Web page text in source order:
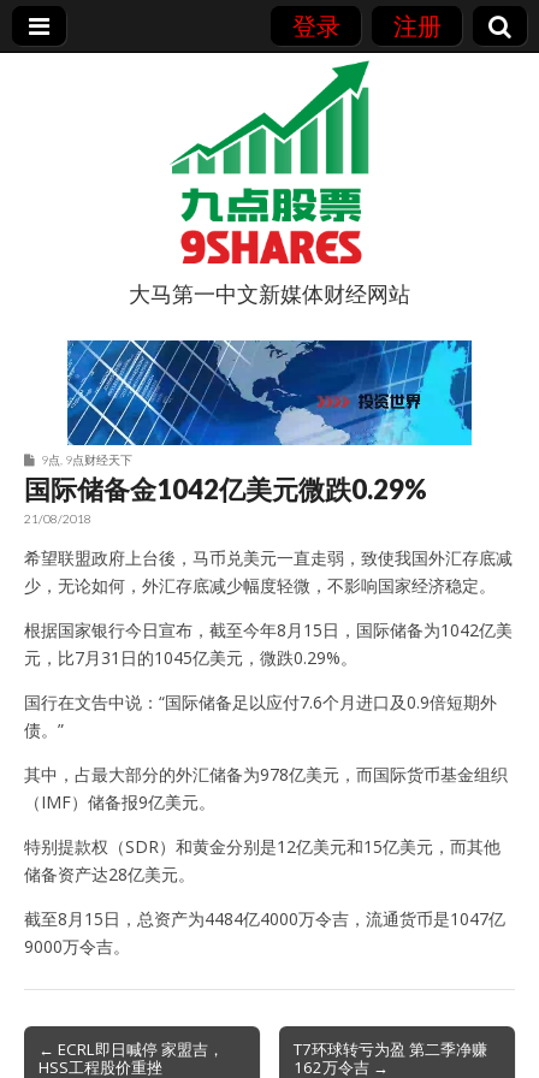
登录 注册
9点股票
大马第一中文新媒体财经网站
9点 9点财经天下
国际储备金1042亿美元微跌0.29%
21/08/2018
希望联盟政府上台後，马币兑美元一直走弱，致使我国外汇存底减
少，无论如何，外汇存底减少幅度轻微，不影响国家经济稳定。
根据国家银行今日宣布，截至今年8月15日，国际储备为1042亿美
元，比7月31日的1045亿美元，微跌0.29%。
国行在文告中说：“国际储备足以应付7.6个月进口及0.9倍短期外
债。”
其中，占最大部分的外汇储备为978亿美元，而国际货币基金组织
（IMF）储备报9亿美元。
特别提款权（SDR）和黄金分别是12亿美元和15亿美元，而其他
储备资产达28亿美元。
截至8月15日，总资产为4484亿4000万令吉，流通货币是1047亿
9000万令吉。
Post
← ECRL即日喊停 家盟吉，
HSS工程股价重挫
T7环球转亏为盈 第二季净赚
162万令吉 →